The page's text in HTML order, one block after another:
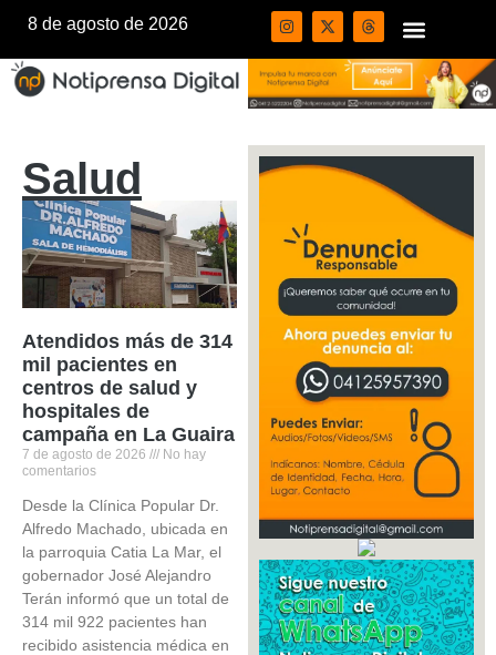
8 de agosto de 2026
Salud
Atendidos más de 314
mil pacientes en
centros de salud y
hospitales de
campaña en La Guaira
7 de agosto de 2026
No hay
comentarios
Desde la Clínica Popular Dr.
Alfredo Machado, ubicada en
la parroquia Catia La Mar, el
gobernador José Alejandro
Terán informó que un total de
314 mil 922 pacientes han
recibido asistencia médica en